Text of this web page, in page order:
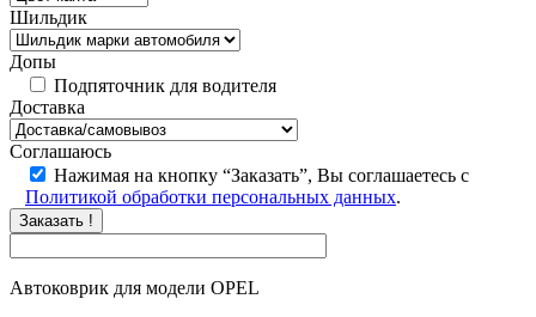
Шильдик
Допы
Подпяточник для водителя
Доставка
Соглашаюсь
Нажимая на кнопку “Заказать”, Вы соглашаетесь с
Политикой обработки персональных данных.
Заказать !
Автоковрик для модели OPEL